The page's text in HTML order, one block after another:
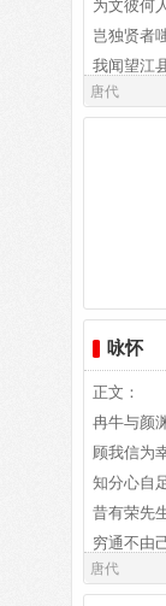
居易祖籍
易故居纪
城南香山
白居易,白
士，河南
诗歌题材
王”之称
为文彼何
岂独贤者
我闻望江
身殁欲归
作者介绍
白居易,白
士，河南
诗歌题材
王”之称
世，代表
居易祖籍
易故居纪
唐代
咏怀
正文：
冉牛与颜
顾我信为
知分心自
昔有荣先
穷通不由
且务由己
唐代